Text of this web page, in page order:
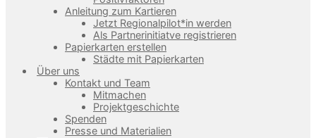
Anleitung zum Kartieren
Jetzt Regionalpilot*in werden
Als Partnerinitiatve registrieren
Papierkarten erstellen
Städte mit Papierkarten
Über uns
Kontakt und Team
Mitmachen
Projektgeschichte
Spenden
Presse und Materialien